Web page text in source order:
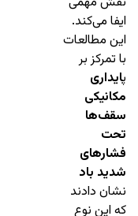
ایفا می‌کند.
این مطالعات
با تمرکز بر
پایداری
مکانیکی
سقف‌ها
تحت
فشارهای
شدید باد
نشان دادند
که این نوع